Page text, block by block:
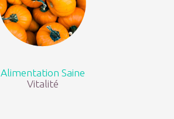
Alimentation Saine
Vitalité